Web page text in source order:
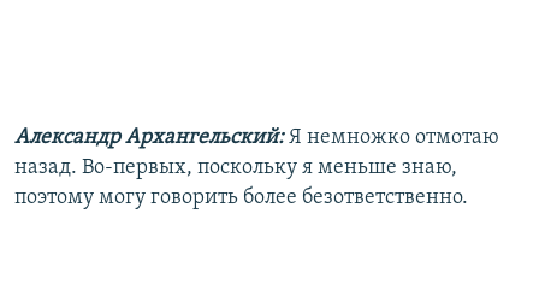
Александр Архангельский: Я немножко отмотаю
назад. Во-первых, поскольку я меньше знаю,
поэтому могу говорить более безответственно.